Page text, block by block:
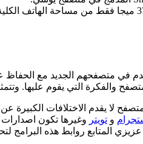
في متصفحهم الجديد مع
والفكرة التي يقوم عليها.
و تويتر وغيرها تكون
المتابع روابط هذه البرامج